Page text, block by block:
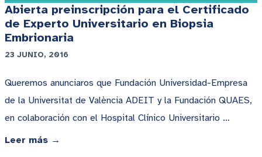
Abierta preinscripción para el Certificado
de Experto Universitario en Biopsia
Embrionaria
23 JUNIO, 2016
Queremos anunciaros que Fundación Universidad-Empresa
de la Universitat de València ADEIT y la Fundación QUAES,
en colaboración con el Hospital Clínico Universitario …
Leer más →